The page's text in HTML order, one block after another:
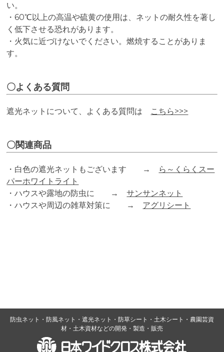
い。
・60℃以上の高温や硫黄の使用は、ネットの耐久性を著し
く低下させる恐れがあります。
・火気に近づけないでください。燃焼することがありま
す。
〇よくある質問
遮光ネットについて、よくある質問は こちら>>>
〇関連商品
・白色の遮光ネットもございます → ら～くらくスー
パーホワイトライト
・ハウスや露地の防虫に →サンサンネット
・ハウスや周辺の雑草対策に → アグリシート
防虫ネット・防風ネット・遮光ネット・防草シート・土木シート・農園芸資
材・土木資材などの開発・製造・販売